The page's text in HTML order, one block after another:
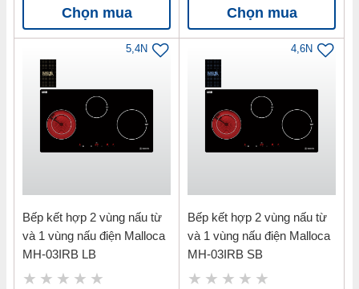
Chọn mua Chọn mua
5,4N
Bếp kết hợp 2 vùng nấu từ
và 1 vùng nấu điện Malloca
MH-03IRB LB
4,6N
Bếp kết hợp 2 vùng nấu từ
và 1 vùng nấu điện Malloca
MH-03IRB SB